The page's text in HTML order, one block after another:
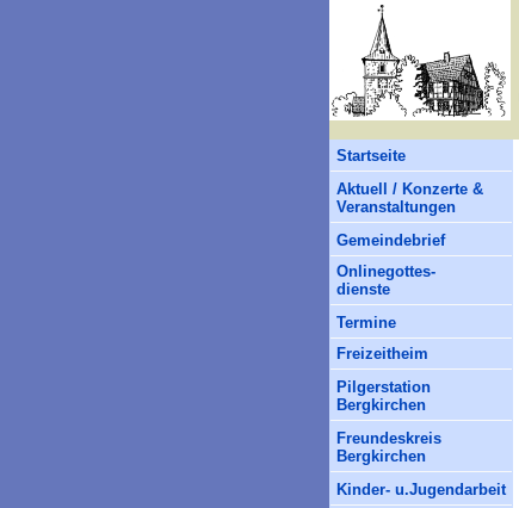
Startseite
Aktuell / Konzerte &
Veranstaltungen
Gemeindebrief
Onlinegottes-
dienste
Termine
Freizeitheim
Pilgerstation
Bergkirchen
Freundeskreis
Bergkirchen
Kinder- u.Jugendarbeit